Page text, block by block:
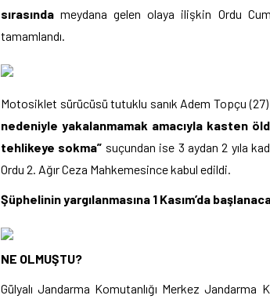
sırasında meydana gelen olaya ilişkin Ordu
tamamlandı.
Motosiklet sürücüsü tutuklu sanık Adem Topçu (27)
nedeniyle yakalanmamak amacıyla kasten
tehlikeye sokma” suçundan ise 3 aydan 2 yıla
Ordu 2. Ağır Ceza Mahkemesince kabul edildi.
Şüphelinin yargılanmasına 1 Kasım’da
NE OLMUŞTU?
Gülyalı Jandarma Komutanlığı Merkez Jandarma